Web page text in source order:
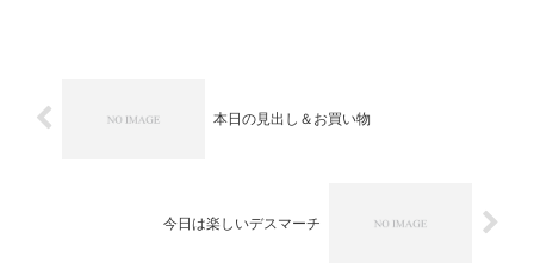
本日の見出し＆お買い物
今日は楽しいデスマーチ